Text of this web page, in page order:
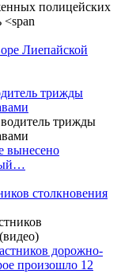
Лиепайской
трижды
вынесено
столкновения
дорожно-
произошло 12